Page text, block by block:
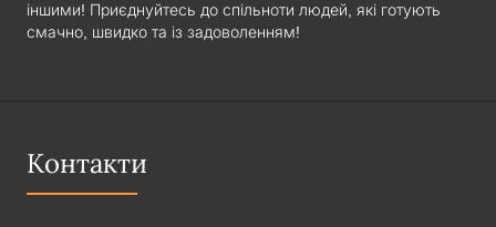
іншими! Приєднуйтесь до спільноти людей, які готують
смачно, швидко та із задоволенням!
Контакти